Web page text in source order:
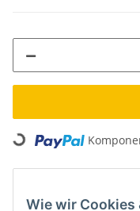
Loading...
Wie wir Cookies